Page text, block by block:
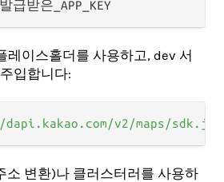
레이스홀더를 사용하고, dev 서
입합니다:
v2/maps/
소 변환)나 클러스터러를 사용하